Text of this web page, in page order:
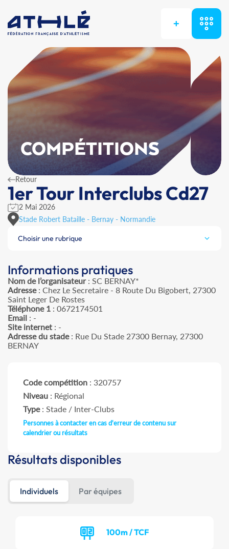
+
COMPÉTITIONS
Retour
1er Tour Interclubs Cd27
2 Mai 2026
Stade Robert Bataille - Bernay - Normandie
Choisir une rubrique
Informations pratiques
Nom de l’organisateur: SC BERNAY*
Adresse: Chez Le Secretaire - 8 Route Du Bigobert, 27300
Saint Leger De Rostes
Téléphone 1 : 0672174501
Email : -
Site internet : -
Adresse du stade: Rue Du Stade 27300 Bernay, 27300
BERNAY
Code compétition : 320757
Niveau : Régional
Type: Stade / Inter-Clubs
Personnes à contacter en cas d'erreur de contenu sur
calendrier ou résultats
Résultats disponibles
Individuels Par équipes
100m / TCF